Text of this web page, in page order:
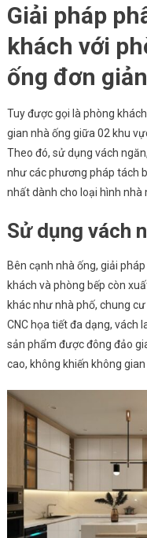
Giải pháp
khách với
ống đơn giản
Tuy được gọi là phòng
gian nhà ống giữa 02 khu
Theo đó, sử dụng vách
như các phương pháp tách
nhất dành cho loại hình nhà
Sử dụng vách
Bên cạnh nhà ống, giải
khách và phòng bếp còn
khác như nhà phố, chung
CNC họa tiết đa dạng, vách
sản phẩm được đông đảo
cao, không khiến không